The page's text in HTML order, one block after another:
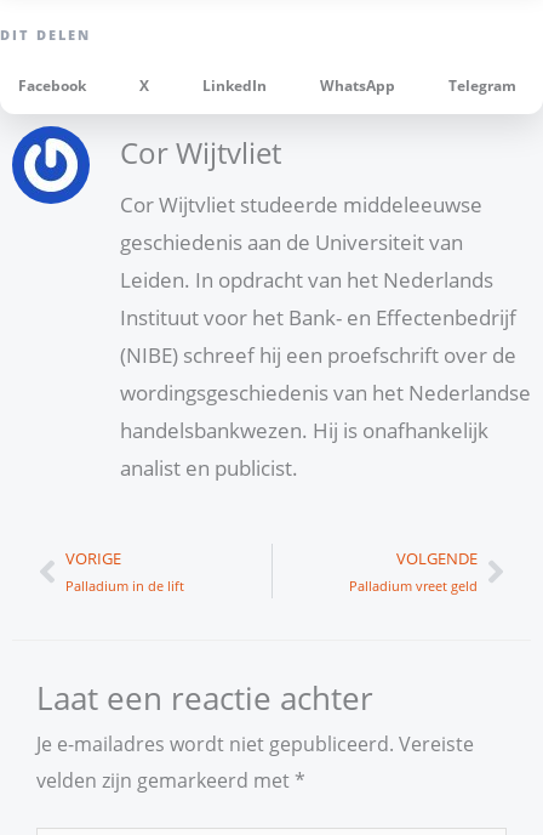
Facebook X LinkedIn WhatsApp Telegram
Cor Wijtvliet
Cor Wijtvliet studeerde middeleeuwse
geschiedenis aan de Universiteit van
Leiden. In opdracht van het Nederlands
Instituut voor het Bank- en Effectenbedrijf
(NIBE) schreef hij een proefschrift over de
wordingsgeschiedenis van het Nederlandse
handelsbankwezen. Hij is onafhankelijk
analist en publicist.
Vorige
VORIGE
Palladium in de lift
VOLGENDE
Palladium vreet geld
Laat een reactie achter
Je e-mailadres wordt niet gepubliceerd. Vereiste
velden zijn gemarkeerd met *